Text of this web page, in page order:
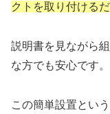
クトを取り付ける
説明書を見ながら
な方でも安心です。
この簡単設置とい